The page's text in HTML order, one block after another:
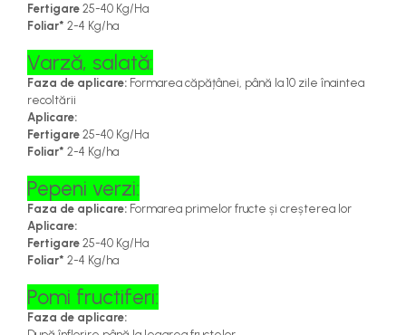
Fertigare 25-40 Kg/Ha
Foliar* 2-4 Kg/ha
Varză, salată:
Faza de aplicare: Formarea căpățânei, până la 10 zile înaintea
recoltării
Aplicare:
Fertigare 25-40 Kg/Ha
Foliar* 2-4 Kg/ha
Pepeni verzi:
Faza de aplicare: Formarea primelor fructe și creșterea lor
Aplicare:
Fertigare 25-40 Kg/Ha
Foliar* 2-4 Kg/ha
Pomi fructiferi:
Faza de aplicare: